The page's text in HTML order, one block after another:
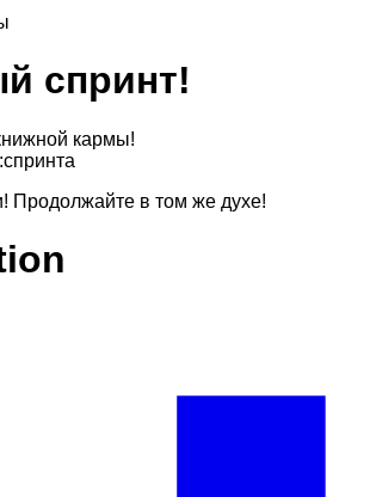
спринт!
кармы!
спринта
Продолжайте в том же духе!